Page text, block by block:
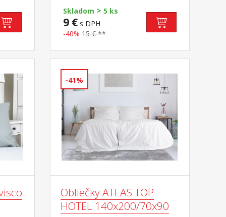
s
Skladom > 5 ks
9 €s DPH
-40% 15 € **
-41%
Obliečky ATLAS TOP
HOTEL 140x200/70x90